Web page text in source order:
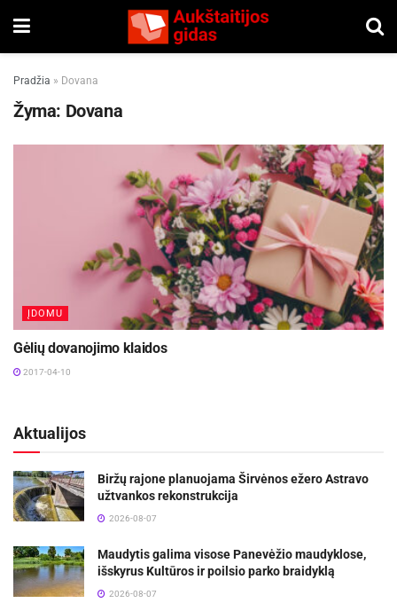
Pradžia » Dovana
Žyma: Dovana
ĮDOMU
Gėlių dovanojimo klaidos
2017-04-10
Aktualijos
Biržų rajone planuojama Širvėnos ežero Astravo
užtvankos rekonstrukcija
2026-08-07
Maudytis galima visose Panevėžio maudyklose,
išskyrus Kultūros ir poilsio parko braidyklą
2026-08-07